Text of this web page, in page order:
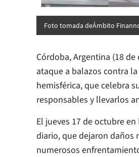
Foto tomada deÁmbito
Córdoba, Argentina (18
ataque a balazos contra
hemisférica, que celebra
responsables y llevarlos
El jueves 17 de octubre
diario, que dejaron daños
numerosos